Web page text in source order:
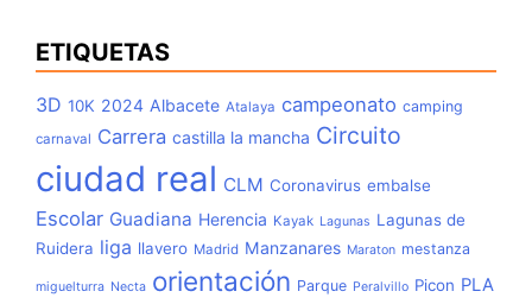
ETIQUETAS
3D 10K 2024 Albacete Atalaya campeonato camping
carnaval Carrera castilla la mancha Circuito
ciudad real CLM Coronavirus embalse
Escolar Guadiana Herencia Kayak Lagunas Lagunas de
Ruidera liga llavero Madrid Manzanares Maraton mestanza
miguelturra Necta orientación Parque Peralvillo Picon PLA